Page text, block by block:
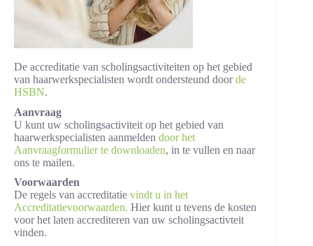
De accreditatie van scholingsactiviteiten op het gebied
van haarwerkspecialisten wordt ondersteund doorde
HSBN.
Aanvraag
U kunt uw scholingsactiviteit op het gebied van
haarwerkspecialisten aanmelden door het
Aanvraagformulier te downloaden, in te vullen en naar
ons te mailen.
Voorwaarden
De regels van accreditatie vindt u in het
Accreditatievoorwaarden. Hier kunt u tevens de kosten
voor het laten accrediteren van uw scholingsactivteit
vinden.